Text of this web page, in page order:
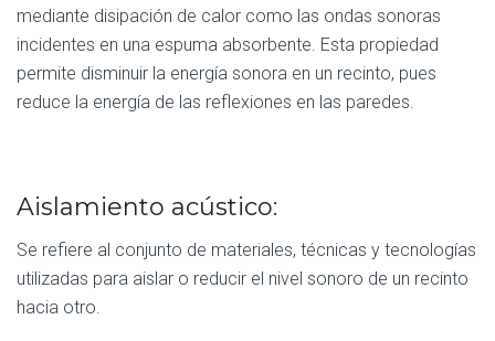
mediante disipación de calor como las ondas sonoras
incidentes en una espuma absorbente. Esta propiedad
permite disminuir la energía sonora en un recinto, pues
reduce la energía de las reflexiones en las paredes.
Aislamiento acústico:
Se refiere al conjunto de materiales, técnicas y tecnologías
utilizadas para aislar o reducir el nivel sonoro de un recinto
hacia otro.